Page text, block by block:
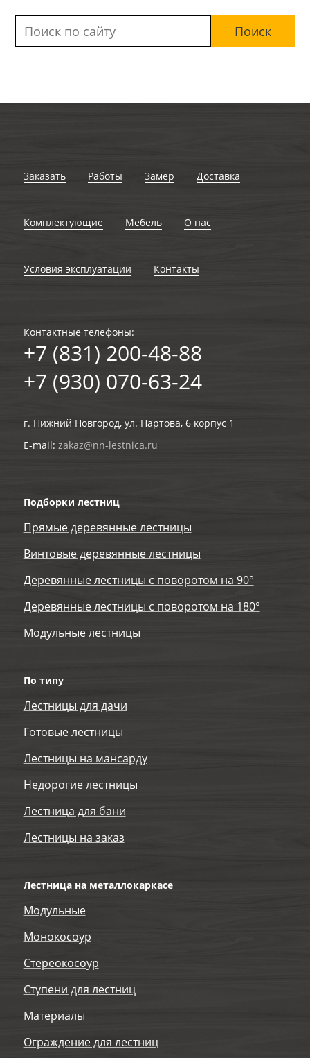
Заказать Работы Замер Доставка
Комплектующие Мебель О нас
Условия эксплуатации Контакты
Контактные телефоны:
+7 (831) 200-48-88
+7 (930) 070-63-24
г. Нижний Новгород, ул. Нартова, 6 корпус 1
E-mail: zakaz@nn-lestnica.ru
Подборки лестниц
Прямые деревянные лестницы
Винтовые деревянные лестницы
Деревянные лестницы с поворотом на 90°
Деревянные лестницы с поворотом на 180°
Модульные лестницы
По типу
Лестницы для дачи
Готовые лестницы
Лестницы на мансарду
Недорогие лестницы
Лестница для бани
Лестницы на заказ
Лестница на металлокаркасе
Модульные
Монокосоур
Стереокосоур
Ступени для лестниц
Материалы
Ограждение для лестниц